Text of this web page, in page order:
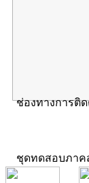
ช่องทางการติ
ชุดทดสอบภาค